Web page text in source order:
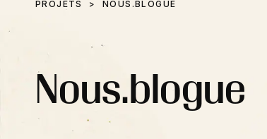
PROJETS NOUS.BLOGUE
Nous.blogue